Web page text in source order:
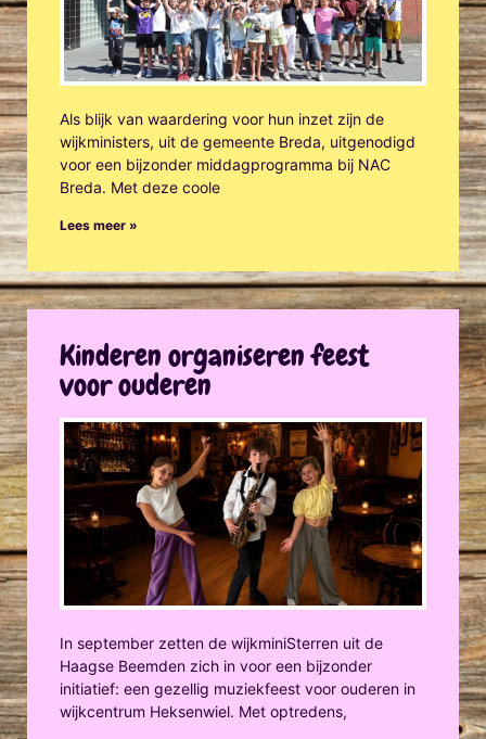
Als blijk van waardering voor hun inzet zijn de
wijkministers, uit de gemeente Breda, uitgenodigd
voor een bijzonder middagprogramma bij NAC
Breda. Met deze coole
Lees meer »
Kinderen organiseren feest
voor ouderen
In september zetten de wijkminiSterren uit de
Haagse Beemden zich in voor een bijzonder
initiatief: een gezellig muziekfeest voor ouderen in
wijkcentrum Heksenwiel. Met optredens,